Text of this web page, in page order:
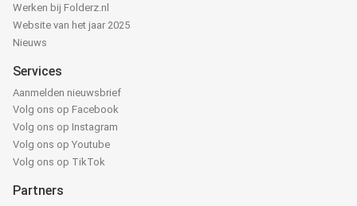
Werken bij Folderz.nl
Website van het jaar 2025
Nieuws
Services
Aanmelden nieuwsbrief
Volg ons op Facebook
Volg ons op Instagram
Volg ons op Youtube
Volg ons op TikTok
Partners